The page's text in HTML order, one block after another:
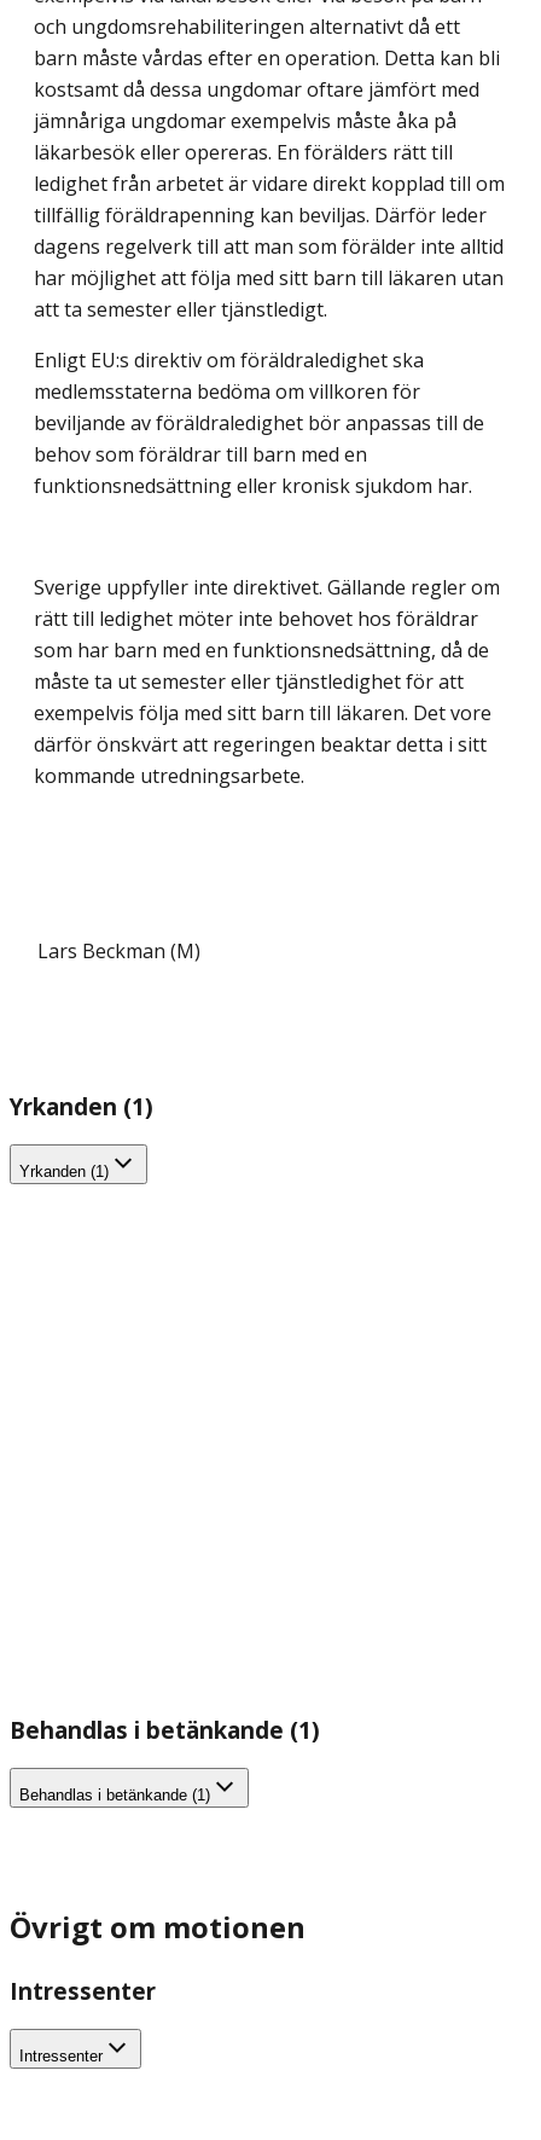
och ungdomsrehabiliteringen alternativt då ett
barn måste vårdas efter en operation. Detta kan bli
kostsamt då dessa ungdomar oftare jämfört med
jämnåriga ungdomar exempelvis måste åka på
läkarbesök eller opereras. En förälders rätt till
ledighet från arbetet är vidare direkt kopplad till om
tillfällig föräldrapenning kan beviljas. Därför leder
dagens regelverk till att man som förälder inte alltid
har möjlighet att följa med sitt barn till läkaren utan
att ta semester eller tjänstledigt.
Enligt EU:s direktiv om föräldraledighet ska
medlemsstaterna bedöma om villkoren för
beviljande av föräldraledighet bör anpassas till de
behov som föräldrar till barn med en
funktionsnedsättning eller kronisk sjukdom har.
Sverige uppfyller inte direktivet. Gällande regler om
rätt till ledighet möter inte behovet hos föräldrar
som har barn med en funktionsnedsättning, då de
måste ta ut semester eller tjänstledighet för att
exempelvis följa med sitt barn till läkaren. Det vore
därför önskvärt att regeringen beaktar detta i sitt
kommande utredningsarbete.
Lars Beckman (M)
Yrkanden (1)
Yrkanden (1)
Behandlas i betänkande (1)
Behandlas i betänkande (1)
Övrigt om motionen
Intressenter
Intressenter